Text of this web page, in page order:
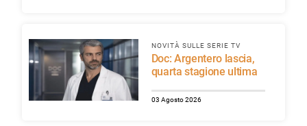
NOVITÀ SULLE SERIE TV
Doc: Argentero lascia,
quarta stagione ultima
03 Agosto 2026